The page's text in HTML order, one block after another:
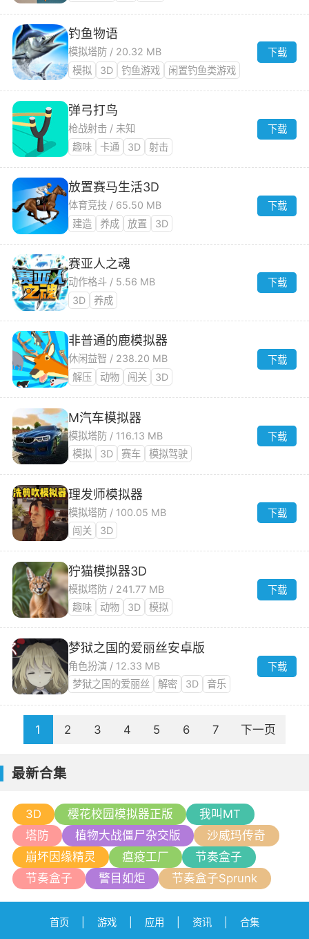
钓鱼物语
模拟塔防 / 20.32 MB
模拟
3D 钓鱼游戏 闲置钓鱼类游戏
下载
弹弓打鸟
枪战射击 / 未知
趣味
卡通 3D 射击
下载
放置赛马生活3D
体育竞技 / 65.50 MB
建造
养成 放置 3D
下载
赛亚人之魂
动作格斗 / 5.56 MB
3D
养成
下载
非普通的鹿模拟器
休闲益智 / 238.20 MB
解压
动物 闯关 3D
下载
M汽车模拟器
模拟塔防 / 116.13 MB
模拟
3D 赛车 模拟驾驶
下载
理发师模拟器
模拟塔防 / 100.05 MB
闯关
3D
下载
狞猫模拟器3D
模拟塔防 / 241.77 MB
趣味
动物 3D 模拟
下载
梦狱之国的爱丽丝安卓版
角色扮演 / 12.33 MB
梦狱之国的爱丽丝
解密 3D 音乐
下载
1 2 3 4 5 6 7 下一页
最新合集
3D 樱花校园模拟器正版
我叫MT
塔防
植物大战僵尸杂交版
沙威玛传奇
崩坏因缘精灵
瘟疫工厂
节奏盒子
节奏盒子
警目如炬 节奏盒子Sprunk
首页 游戏 应用 资讯 合集